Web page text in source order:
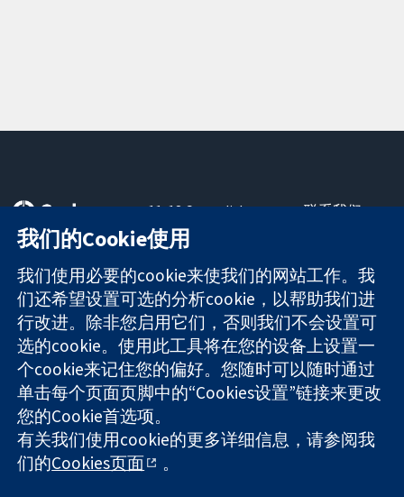
可信任的证据
知情决定
更完善的医疗健
康
11-13 Cavendish
Square
London
W1G 0AN
United Kingdom
联系我们
关于我们
工作机会
Cochrane
Library
The Cochrane Collaboration is a charity (no. 1045921) and a
company limited by guarantee (no. 03044323) registered in
England & Wales. VAT registration number GB 718 2127 49.
版权所有：© 2026 Cochrane协作网
我们的Cookie使用
我们使用必要的cookie来使我们的网站工作。我
们还希望设置可选的分析cookie，以帮助我们进
行改进。除非您启用它们，否则我们不会设置可
选的cookie。使用此工具将在您的设备上设置一
个cookie来记住您的偏好。您随时可以随时通过
单击每个页面页脚中的“Cookies设置”链接来更改
您的Cookie首选项。
有关我们使用cookie的更多详细信息，请参阅我
们的Cookies页面 。